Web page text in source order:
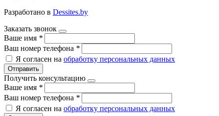
Разработано в Dessites.by
Заказать звонок
Ваше имя *
Ваш номер телефона *
Я согласен на обработку персональных данных
Отправить
Получить консультацию
Ваше имя *
Ваш номер телефона *
Я согласен на обработку персональных данных